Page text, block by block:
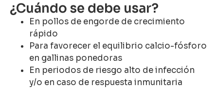
¿Cuándo se debe usar?
En pollos de engorde de crecimiento
rápido
Para favorecer el equilibrio calcio-fósforo
en gallinas ponedoras
En periodos de riesgo alto de infección
y/o en caso de respuesta inmunitaria